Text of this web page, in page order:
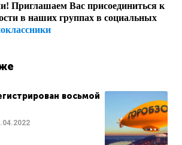
Приглашаем Вас присоединиться к
в наших группах в социальных
восьмой